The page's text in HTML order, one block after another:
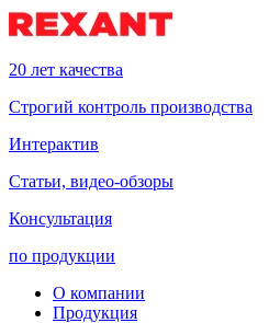
20 лет качества
Строгий контроль производства
Интерактив
Статьи, видео-обзоры
Консультация
по продукции
О компании
Продукция